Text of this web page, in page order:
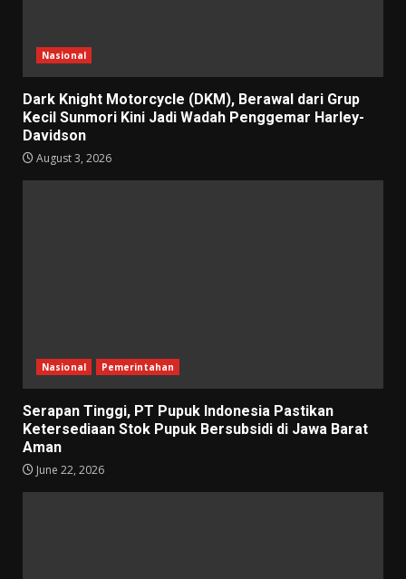
Nasional
Dark Knight Motorcycle (DKM), Berawal dari Grup
Kecil Sunmori Kini Jadi Wadah Penggemar Harley-
Davidson
August 3, 2026
Nasional Pemerintahan
Serapan Tinggi, PT Pupuk Indonesia Pastikan
Ketersediaan Stok Pupuk Bersubsidi di Jawa Barat
Aman
June 22, 2026